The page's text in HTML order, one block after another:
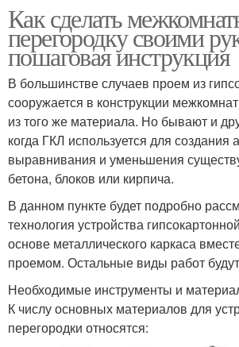
Как сделать
перегородку своими
пошаговая инструкция
В большинстве случаев проем из
сооружается в конструкции
из того же материала. Но бывают и
когда ГКЛ используется для создания
выравнивания и уменьшения
бетона, блоков или кирпича.
В данном пункте будет подробно
технология устройства
основе металлического каркаса
проемом. Остальные виды работ
Необходимые инструменты и
К числу основных материалов для
перегородки относятся: